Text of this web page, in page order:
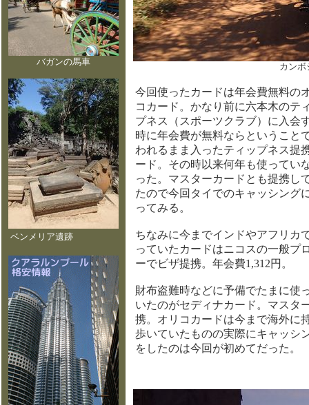
バガンの馬車
ベンメリア遺跡
カンボ
今回使ったカードは年会費無料の
コカード。かなり前に六本木のテ
プネス（スポーツクラブ）に入会
時に年会費が無料ならということ
われるまま入ったティップネス提
ード。その時以来何年も使ってい
った。マスターカードとも提携し
たので今回タイでのキャッシング
ってみる。
ちなみに今までインドやアフリカ
っていたカードはニコスの一般プ
ーでビザ提携。年会費1,312円。
財布盗難時などに予備でたまに使
いたのがセディナカード。マスタ
携。オリコカードは今まで海外に
歩いていたものの実際にキャッシ
をしたのは今回が初めてだった。